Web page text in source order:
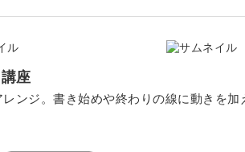
座
ンジ。書き始めや終わりの線に動きを加